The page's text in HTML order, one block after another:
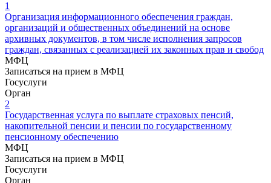
1
Организация информационного обеспечения граждан,
организаций и общественных объединений на основе
архивных документов, в том числе исполнения запросов
граждан, связанных с реализацией их законных прав и свобод
МФЦ
Записаться на прием в МФЦ
Госуслуги
Орган
2
Государственная услуга по выплате страховых пенсий,
накопительной пенсии и пенсии по государственному
пенсионному обеспечению
МФЦ
Записаться на прием в МФЦ
Госуслуги
Орган